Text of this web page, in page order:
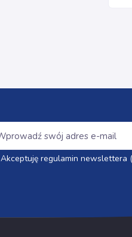
Akceptuję regulamin newslettera